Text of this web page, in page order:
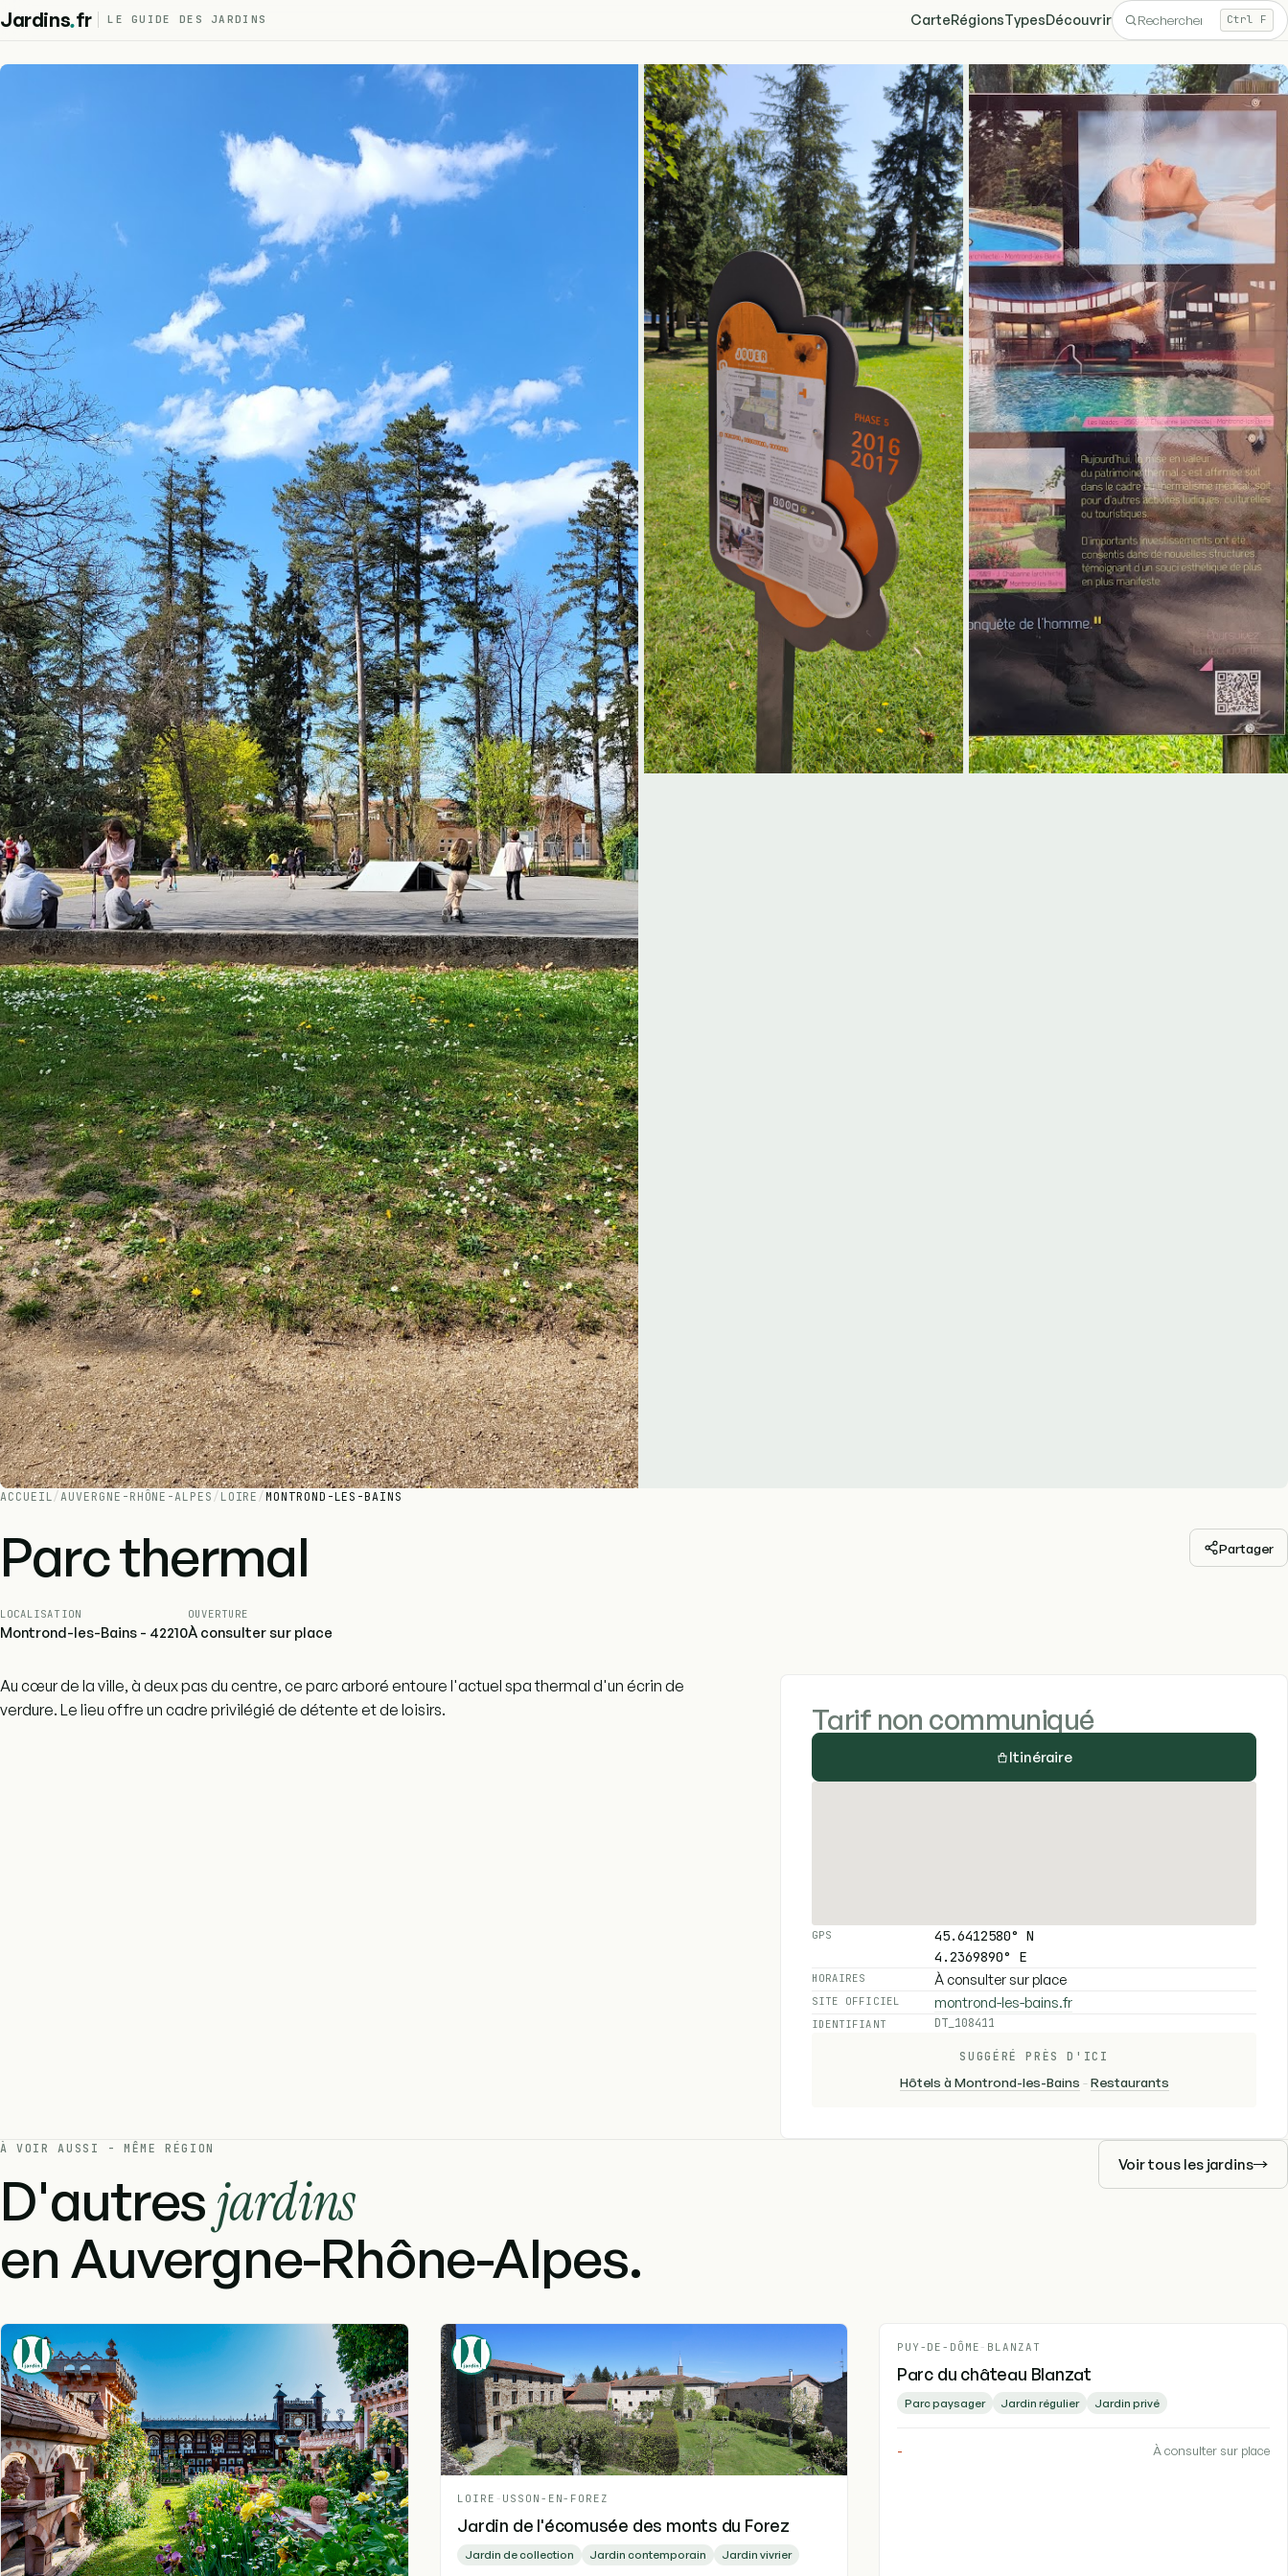
Jardins.fr LE GUIDE DES JARDINS CarteRégionsTypesDécouvrir Ctrl F
ACCUEIL / AUVERGNE-RHÔNE-ALPES / LOIRE /MONTROND-LES-BAINS
Parc thermal Partager
LOCALISATION
Montrond-les-Bains - 42210
OUVERTURE
À consulter sur place
Au cœur de la ville, à deux pas du centre, ce parc arboré entoure l'actuel spa thermal d'un écrin de
verdure. Le lieu offre un cadre privilégié de détente et de loisirs.
Tarif non communiqué
Itinéraire
GPS
45.6412580° N
4.2369890° E
HORAIRES À consulter sur place
SITE OFFICIEL montrond-les-bains.fr
IDENTIFIANT DT_108411
SUGGÉRÉ PRÈS D'ICI
Hôtels à Montrond-les-Bains -Restaurants
À VOIR AUSSI - MÊME RÉGION
D'autresjardins
en Auvergne-Rhône-Alpes.
Voir tous les jardins
LOIRE - USSON-EN-FOREZ
Jardin de l'écomusée des monts du Forez
Jardin de collection Jardin contemporain Jardin vivrier
PUY-DE-DÔME - BLANZAT
Parc du château Blanzat
Parc paysager Jardin régulier Jardin privé
- À consulter sur place